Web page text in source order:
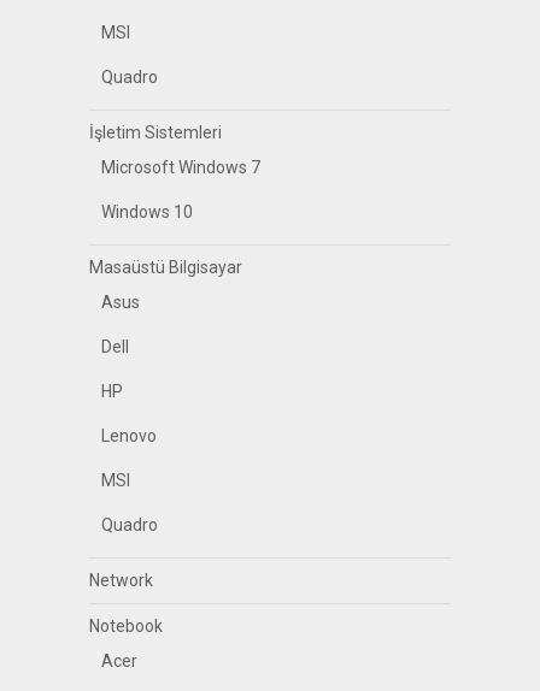
MSI
Quadro
İşletim Sistemleri
Microsoft Windows 7
Windows 10
Masaüstü Bilgisayar
Asus
Dell
HP
Lenovo
MSI
Quadro
Network
Notebook
Acer